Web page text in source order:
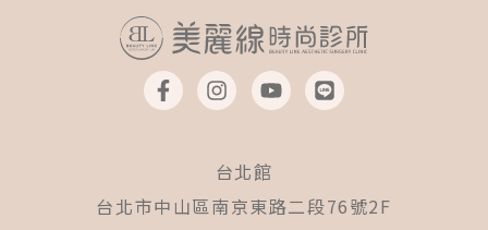
F
a
c
o
k
I
n
s
a
g
r
a
Y
o
u
b
e
L
i
n
台北館
台北市中山區南京東路二段76號2F